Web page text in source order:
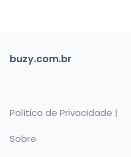
buzy.com.br
Política de Privacidade |
Sobre